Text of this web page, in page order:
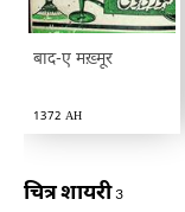
बाद-ए मख़्मूर
1372 AH
चित्र शायरी3